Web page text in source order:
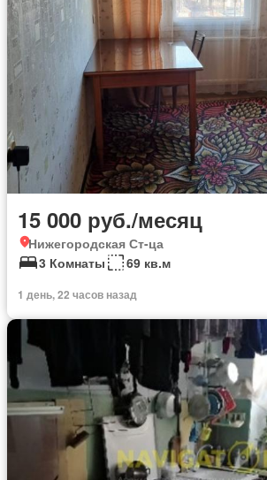
15 000 руб./месяц
Нижегородская Ст-ца
3 Комнаты
69 кв.м
1 день, 22 часов назад